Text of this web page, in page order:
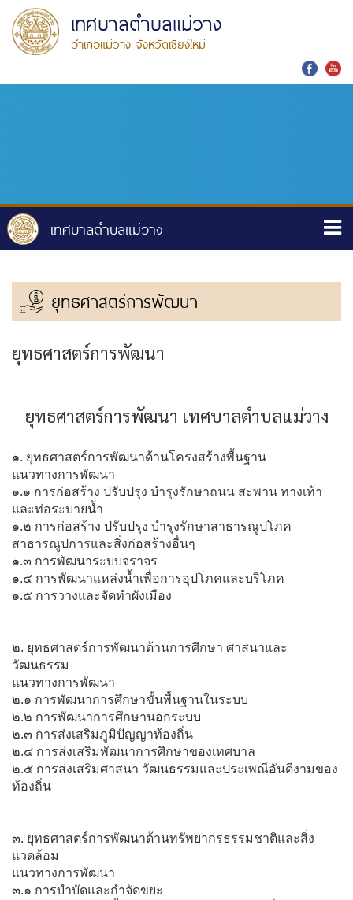
เทศบาลตำบลแม่วาง
อำเภอแม่วาง จังหวัดเชียงใหม่
ยุทธศาสตร์การพัฒนา
ยุทธศาสตร์การพัฒนา
ยุทธศาสตร์การพัฒนา เทศบาลตำบลแม่วาง
๑. ยุทธศาสตร์การพัฒนาด้านโครงสร้างพื้นฐาน
แนวทางการพัฒนา
๑.๑ การก่อสร้าง ปรับปรุง บำรุงรักษาถนน สะพาน ทางเท้า
และท่อระบายน้ำ
๑.๒ การก่อสร้าง ปรับปรุง บำรุงรักษาสาธารณูปโภค
สาธารณูปการและสิ่งก่อสร้างอื่นๆ
๑.๓ การพัฒนาระบบจราจร
๑.๔ การพัฒนาแหล่งน้ำเพื่อการอุปโภคและบริโภค
๑.๕ การวางและจัดทำผังเมือง
๒. ยุทธศาสตร์การพัฒนาด้านการศึกษา ศาสนาและ
วัฒนธรรม
แนวทางการพัฒนา
๒.๑ การพัฒนาการศึกษาขั้นพื้นฐานในระบบ
๒.๒ การพัฒนาการศึกษานอกระบบ
๒.๓ การส่งเสริมภูมิปัญญาท้องถิ่น
๒.๔ การส่งเสริมพัฒนาการศึกษาของเทศบาล
๒.๕ การส่งเสริมศาสนา วัฒนธรรมและประเพณีอันดีงามของ
ท้องถิ่น
๓. ยุทธศาสตร์การพัฒนาด้านทรัพยากรธรรมชาติและสิ่ง
แวดล้อม
แนวทางการพัฒนา
๓.๑ การบำบัดและกำจัดขยะ